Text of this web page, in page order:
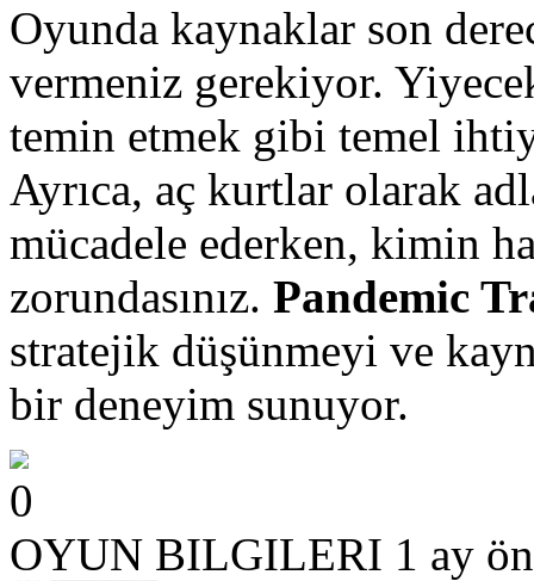
Oyunda kaynaklar son
vermeniz gerekiyor.
temin etmek gibi temel
Ayrıca, aç kurtlar olarak
mücadele ederken, kimin
zorundasınız. Pandemic
stratejik düşünmeyi ve
bir deneyim sunuyor.
0
OYUN BILGILERI 1 ay